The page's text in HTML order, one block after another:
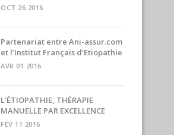
OCT 26 2016
Partenariat entre Ani-assur.com
et l’Institut Français d’Etiopathie
AVR 01 2016
L’ÉTIOPATHIE, THÉRAPIE
MANUELLE PAR EXCELLENCE
FÉV 11 2016